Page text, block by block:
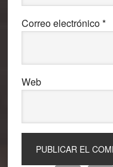
Correo electrónico*
Web